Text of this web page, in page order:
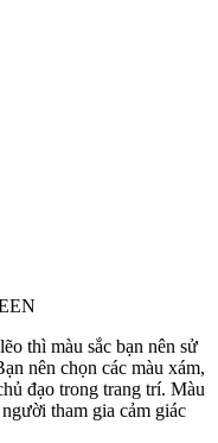
thì màu sắc bạn nên sử
nên chọn các màu xám,
đạo trong trang trí. Màu
tham gia cảm giác